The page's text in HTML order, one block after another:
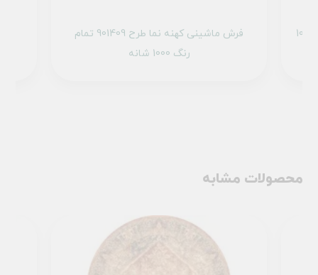
فرش ماشینی کهنه نما طرح 901409 تمام
رنگ 1000 شانه
فرش ماشینی کهنه نما طرح 100623 کرم 1000
محصولات مشابه